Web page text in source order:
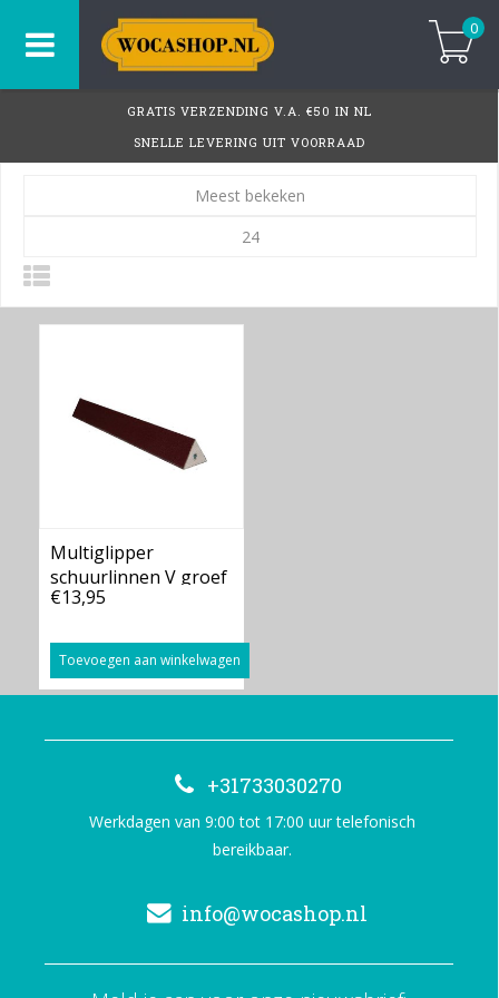
0
GRATIS VERZENDING V.A. €50 IN NL
SNELLE LEVERING UIT VOORRAAD
Meest bekeken
24
Multiglipper
schuurlinnen V groef
€13,95
Toevoegen aan winkelwagen
+31733030270
Werkdagen van 9:00 tot 17:00 uur telefonisch
bereikbaar.
info@wocashop.nl